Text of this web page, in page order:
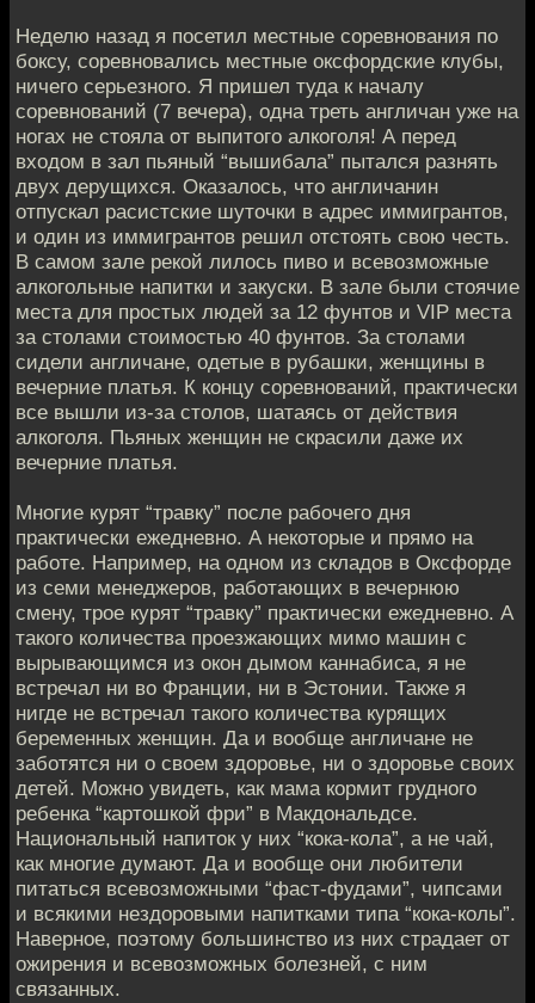
Неделю назад я посетил местные соревнования по
боксу, соревновались местные оксфордские клубы,
ничего серьезного. Я пришел туда к началу
соревнований (7 вечера), одна треть англичан уже на
ногах не стояла от выпитого алкоголя! А перед
входом в зал пьяный “вышибала” пытался разнять
двух дерущихся. Оказалось, что англичанин
отпускал расистские шуточки в адрес иммигрантов,
и один из иммигрантов решил отстоять свою честь.
В самом зале рекой лилось пиво и всевозможные
алкогольные напитки и закуски. В зале были стоячие
места для простых людей за 12 фунтов и VIP места
за столами стоимостью 40 фунтов. За столами
сидели англичане, одетые в рубашки, женщины в
вечерние платья. К концу соревнований, практически
все вышли из-за столов, шатаясь от действия
алкоголя. Пьяных женщин не скрасили даже их
вечерние платья.
Многие курят “травку” после рабочего дня
практически ежедневно. А некоторые и прямо на
работе. Например, на одном из складов в Оксфорде
из семи менеджеров, работающих в вечернюю
смену, трое курят “травку” практически ежедневно. А
такого количества проезжающих мимо машин с
вырывающимся из окон дымом каннабиса, я не
встречал ни во Франции, ни в Эстонии. Также я
нигде не встречал такого количества курящих
беременных женщин. Да и вообще англичане не
заботятся ни о своем здоровье, ни о здоровье своих
детей. Можно увидеть, как мама кормит грудного
ребенка “картошкой фри” в Макдональдсе.
Национальный напиток у них “кока-кола”, а не чай,
как многие думают. Да и вообще они любители
питаться всевозможными “фаст-фудами”, чипсами
и всякими нездоровыми напитками типа “кока-колы”.
Наверное, поэтому большинство из них страдает от
ожирения и всевозможных болезней, с ним
связанных.